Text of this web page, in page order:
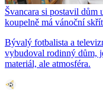
Švancara si postavil dům
koupelně má vánoční
Bývalý fotbalista a
vybudoval rodinný dům,
materiál, ale atmosféra.